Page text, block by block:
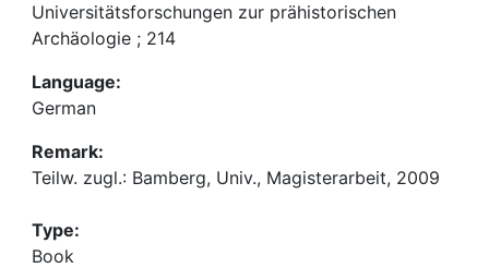
Universitätsforschungen zur prähistorischen
Archäologie ; 214
Language:
German
Remark:
Teilw. zugl.: Bamberg, Univ., Magisterarbeit, 2009
Type:
Book